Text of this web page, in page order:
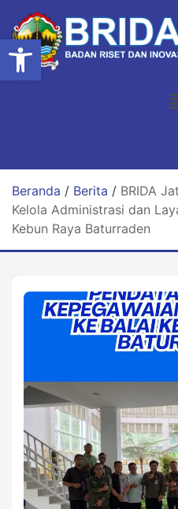
Open toolbar
Beranda / Berita / BRIDA
Kelola Administrasi dan
Kebun Raya Baturraden